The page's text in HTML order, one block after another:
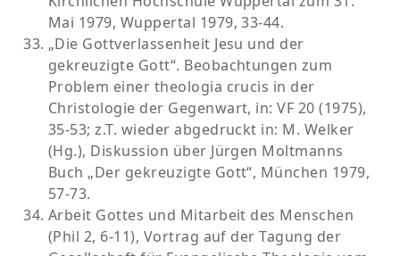
Mai 1979, Wuppertal 1979, 33-44.
„Die Gottverlassenheit Jesu und der
gekreuzigte Gott“. Beobachtungen zum
Problem einer theologia crucis in der
Christologie der Gegenwart, in: VF 20 (1975),
35-53; z.T. wieder abgedruckt in: M. Welker
(Hg.), Diskussion über Jürgen Moltmanns
Buch „Der gekreuzigte Gott“, München 1979,
57-73.
Arbeit Gottes und Mitarbeit des Menschen
(Phil 2, 6-11), Vortrag auf der Tagung der